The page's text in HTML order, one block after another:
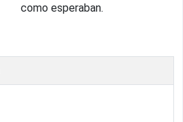
como esperaban.